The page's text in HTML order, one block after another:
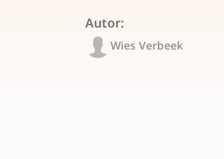
Autor:
Wies Verbeek